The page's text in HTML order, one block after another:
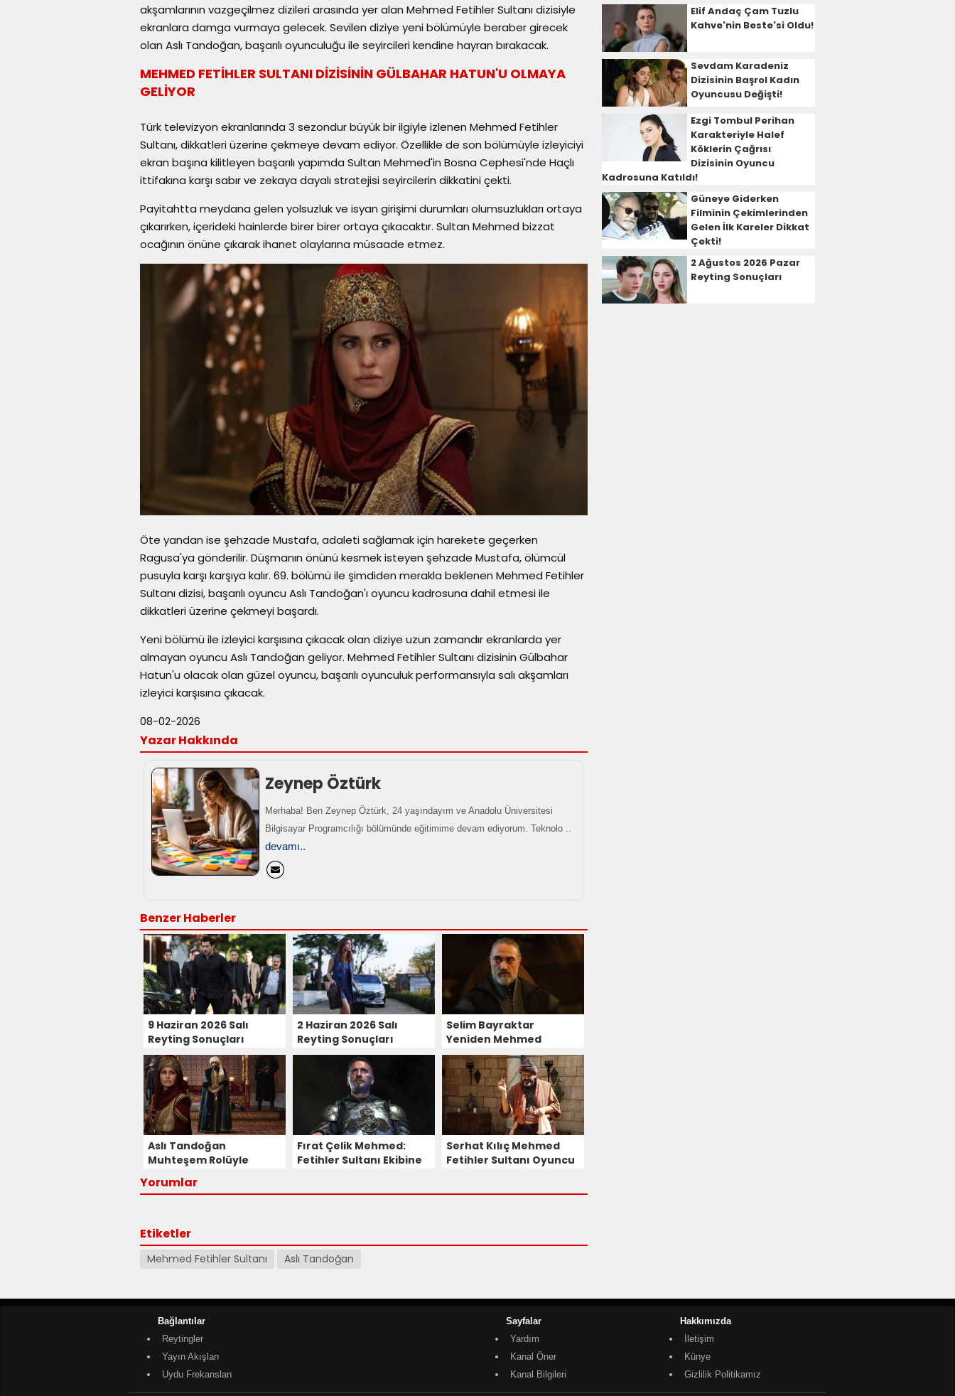
akşamlarının vazgeçilmez dizileri arasında yer alan Mehmed Fetihler Sultanı dizisiyle
ekranlara damga vurmaya gelecek. Sevilen diziye yeni bölümüyle beraber girecek
olan Aslı Tandoğan, başarılı oyunculuğu ile seyircileri kendine hayran bırakacak.
MEHMED FETİHLER SULTANI DİZİSİNİN GÜLBAHAR HATUN'U OLMAYA
GELİYOR
Türk televizyon ekranlarında 3 sezondur büyük bir ilgiyle izlenen Mehmed Fetihler
Sultanı, dikkatleri üzerine çekmeye devam ediyor. Özellikle de son bölümüyle izleyiciyi
ekran başına kilitleyen başarılı yapımda Sultan Mehmed'in Bosna Cephesi'nde Haçlı
ittifakına karşı sabır ve zekaya dayalı stratejisi seyircilerin dikkatini çekti.
Payitahtta meydana gelen yolsuzluk ve isyan girişimi durumları olumsuzlukları ortaya
çıkarırken, içerideki hainlerde birer birer ortaya çıkacaktır. Sultan Mehmed bizzat
ocağının önüne çıkarak ihanet olaylarına müsaade etmez.
Öte yandan ise şehzade Mustafa, adaleti sağlamak için harekete geçerken
Ragusa'ya gönderilir. Düşmanın önünü kesmek isteyen şehzade Mustafa, ölümcül
pusuyla karşı karşıya kalır. 69. bölümü ile şimdiden merakla beklenen Mehmed Fetihler
Sultanı dizisi, başarılı oyuncu Aslı Tandoğan'ı oyuncu kadrosuna dahil etmesi ile
dikkatleri üzerine çekmeyi başardı.
Yeni bölümü ile izleyici karşısına çıkacak olan diziye uzun zamandır ekranlarda yer
almayan oyuncu Aslı Tandoğan geliyor. Mehmed Fetihler Sultanı dizisinin Gülbahar
Hatun'u olacak olan güzel oyuncu, başarılı oyunculuk performansıyla salı akşamları
izleyici karşısına çıkacak.
08-02-2026
Yazar Hakkında
Zeynep Öztürk
Merhaba! Ben Zeynep Öztürk, 24 yaşındayım ve Anadolu Üniversitesi
Bilgisayar Programcılığı bölümünde eğitimime devam ediyorum. Teknolo ..
devamı..
Benzer Haberler
9 Haziran 2026 Salı
Reyting Sonuçları
2 Haziran 2026 Salı
Reyting Sonuçları
Selim Bayraktar
Yeniden Mehmed
Fetihler Sultanı'na
Geliyor!
Aslı Tandoğan
Muhteşem Rolüyle
Gülbahar Hatun
Fırat Çelik Mehmed:
Fetihler Sultanı Ekibine
Serhat Kılıç Mehmed
Fetihler Sultanı Oyuncu
Yorumlar
Etiketler
Mehmed Fetihler Sultanı Aslı Tandoğan
Elif Andaç Çam Tuzlu
Kahve'nin Beste'si Oldu!
Sevdam Karadeniz
Dizisinin Başrol Kadın
Oyuncusu Değişti!
Ezgi Tombul Perihan
Karakteriyle Halef
Köklerin Çağrısı
Dizisinin Oyuncu
Kadrosuna Katıldı!
Güneye Giderken
Filminin Çekimlerinden
Gelen İlk Kareler Dikkat
Çekti!
2 Ağustos 2026 Pazar
Reyting Sonuçları
Bağlantılar
Reytingler
Yayın Akışları
Uydu Frekansları
Sayfalar
Yardım
Kanal Öner
Kanal Bilgileri
Hakkımızda
İletişim
Künye
Gizlilik Politikamız